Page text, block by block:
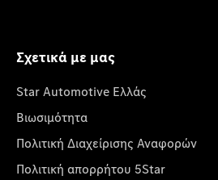
Σχετικά με μας
Star Automotive Ελλάς
Βιωσιμότητα
Πολιτική Διαχείρισης Αναφορών
Πολιτική απορρήτου 5Star